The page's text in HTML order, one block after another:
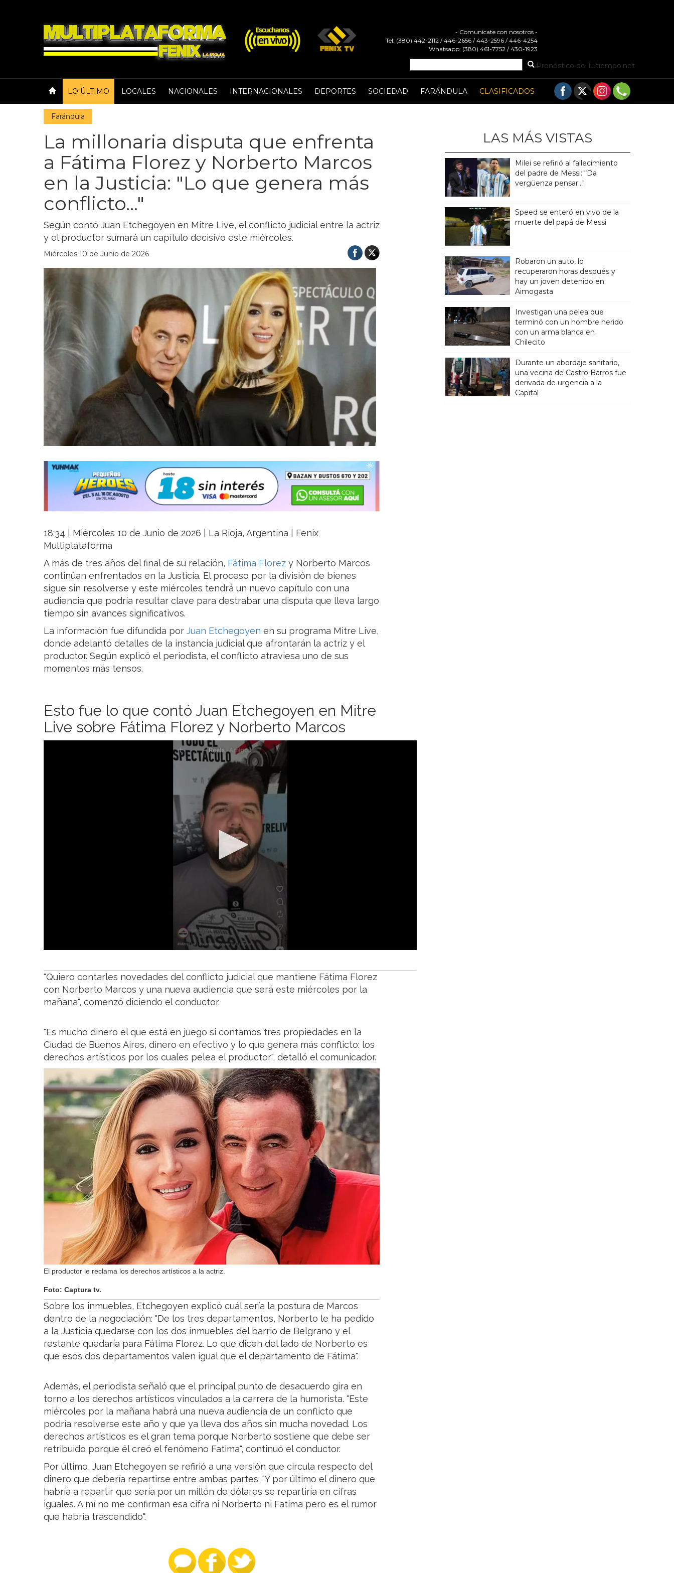
- Comunicate con nosotros -
Tel: (380) 442-2112 / 446-2656 / 443-2596 / 446-4254
Whatsapp: (380) 461-7752 / 430-1923
Pronóstico de Tutiempo.net
LO ÚLTIMO LOCALES NACIONALES INTERNACIONALES DEPORTES SOCIEDAD FARÁNDULA CLASIFICADOS
Farándula
La millonaria disputa que enfrenta
a Fátima Florez y Norberto Marcos
en la Justicia: "Lo que genera más
conflicto..."
Según contó Juan Etchegoyen en Mitre Live, el conflicto judicial entre la actriz
y el productor sumará un capítulo decisivo este miércoles.
Miércoles 10 de Junio de 2026
18:34 | Miércoles 10 de Junio de 2026 | La Rioja, Argentina | Fenix
Multiplataforma
A más de tres años del final de su relación, Fátima Florez y Norberto Marcos
continúan enfrentados en la Justicia. El proceso por la división de bienes
sigue sin resolverse y este miércoles tendrá un nuevo capítulo con una
audiencia que podría resultar clave para destrabar una disputa que lleva largo
tiempo sin avances significativos.
La información fue difundida por Juan Etchegoyen en su programa Mitre Live,
donde adelantó detalles de la instancia judicial que afrontarán la actriz y el
productor. Según explicó el periodista, el conflicto atraviesa uno de sus
momentos más tensos.
Esto fue lo que contó Juan Etchegoyen en Mitre
Live sobre Fátima Florez y Norberto Marcos
"Quiero contarles novedades del conflicto judicial que mantiene Fátima Florez
con Norberto Marcos y una nueva audiencia que será este miércoles por la
mañana", comenzó diciendo el conductor.
"Es mucho dinero el que está en juego si contamos tres propiedades en la
Ciudad de Buenos Aires, dinero en efectivo y lo que genera más conflicto: los
derechos artísticos por los cuales pelea el productor", detalló el comunicador.
El productor le reclama los derechos artísticos a la actriz.
Foto: Captura tv.
Sobre los inmuebles, Etchegoyen explicó cuál sería la postura de Marcos
dentro de la negociación: "De los tres departamentos, Norberto le ha pedido
a la Justicia quedarse con los dos inmuebles del barrio de Belgrano y el
restante quedaría para Fátima Florez. Lo que dicen del lado de Norberto es
que esos dos departamentos valen igual que el departamento de Fátima".
Además, el periodista señaló que el principal punto de desacuerdo gira en
torno a los derechos artísticos vinculados a la carrera de la humorista. "Este
miércoles por la mañana habrá una nueva audiencia de un conflicto que
podría resolverse este año y que ya lleva dos años sin mucha novedad. Los
derechos artísticos es el gran tema porque Norberto sostiene que debe ser
retribuido porque él creó el fenómeno Fatima", continuó el conductor.
Por último, Juan Etchegoyen se refirió a una versión que circula respecto del
dinero que debería repartirse entre ambas partes. "Y por último el dinero que
habría a repartir que sería por un millón de dólares se repartiría en cifras
iguales. A mí no me confirman esa cifra ni Norberto ni Fatima pero es el rumor
que habría trascendido".
LAS MÁS VISTAS
Milei se refirió al fallecimiento
del padre de Messi: “Da
vergüenza pensar..."
Speed se enteró en vivo de la
muerte del papá de Messi
Robaron un auto, lo
recuperaron horas después y
hay un joven detenido en
Aimogasta
Investigan una pelea que
terminó con un hombre herido
con un arma blanca en
Chilecito
Durante un abordaje sanitario,
una vecina de Castro Barros fue
derivada de urgencia a la
Capital